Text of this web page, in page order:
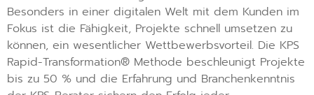
Besonders in einer digitalen Welt mit dem Kunden im
Fokus ist die Fähigkeit, Projekte schnell umsetzen zu
können, ein wesentlicher Wettbewerbsvorteil. Die KPS
Rapid-Transformation® Methode beschleunigt Projekte
bis zu 50 % und die Erfahrung und Branchenkenntnis